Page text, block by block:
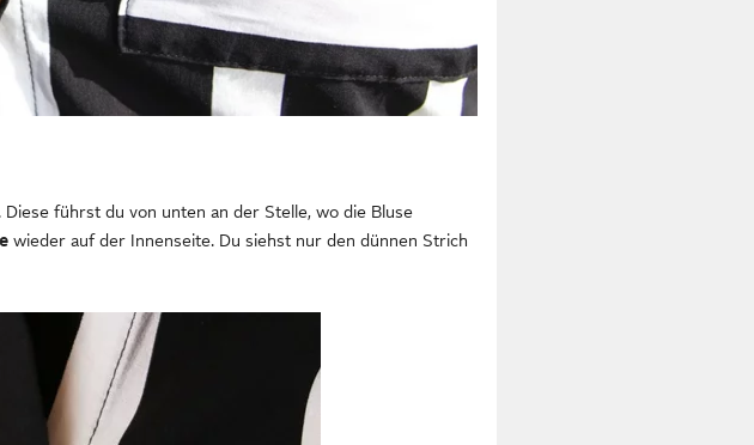
führst du von unten an der Stelle, wo die Bluse
wieder auf der Innenseite. Du siehst nur den dünnen Strich